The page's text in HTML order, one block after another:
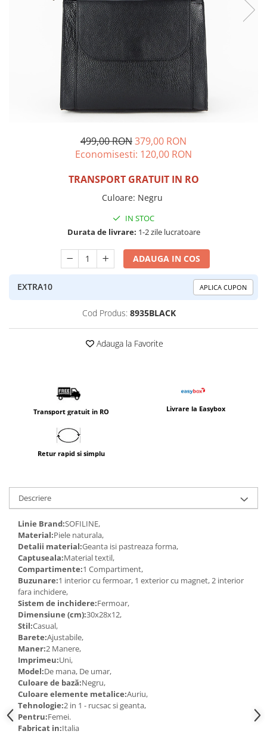
Incaltamine primavara-vara piele
Imbracaminte
Camasi si topuri
Blugi si pantaloni
Pulovere si cardigane
499,00 RON379,00 RON
Economisesti: 120,00 RON
TRANSPORT GRATUIT IN RO
Culoare: Negru
IN STOC
Durata de livrare: 1-2 zile lucratoare
ADAUGA IN COS
EXTRA10 APLICA CUPON
Cod Produs: 8935BLACK
Adauga la Favorite
Transport gratuit in RO Livrare la Easybox
Retur rapid si simplu
Descriere
Linie Brand:SOFILINE,
Material:Piele naturala,
Detalii material:Geanta isi pastreaza forma,
Captuseala:Material textil,
Compartimente:1 Compartiment,
Buzunare:1 interior cu fermoar, 1 exterior cu magnet, 2 interior
fara inchidere,
Sistem de inchidere:Fermoar,
Dimensiune (cm):30x28x12,
Stil:Casual,
Barete:Ajustabile,
Maner:2 Manere,
Imprimeu:Uni,
Model:De mana, De umar,
Culoare de bază:Negru,
Culoare elemente metalice:Auriu,
Tehnologie:2 in 1 - rucsac si geanta,
Pentru:Femei.
Fabricat in:Italia